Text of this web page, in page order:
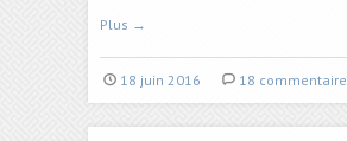
Plus →
18 juin 2016 18